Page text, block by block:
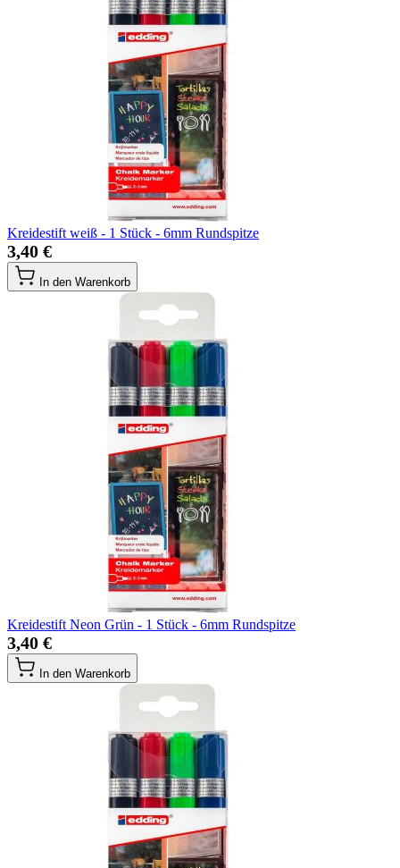
Kreidestift weiß - 1 Stück - 6mm Rundspitze
3,40 €
In den Warenkorb
Kreidestift Neon Grün - 1 Stück - 6mm Rundspitze
3,40 €
In den Warenkorb